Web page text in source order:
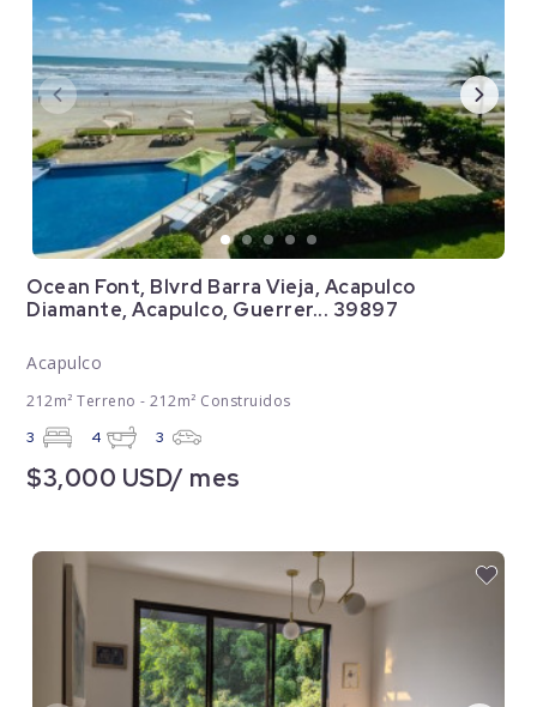
Ocean Font, Blvrd Barra Vieja, Acapulco
Diamante, Acapulco, Guerrer... 39897
Acapulco
212m² Terreno - 212m² Construidos
3 4 3
$3,000 USD/ mes